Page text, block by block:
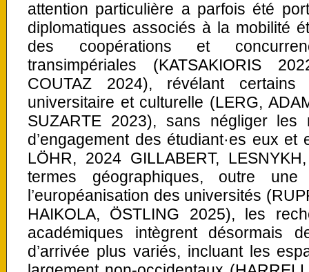
attention particulière a parfois été
diplomatiques associés à la mobilité
des coopérations et
transimpériales (KATSAKIORIS
COUTAZ 2024), révélant
universitaire et culturelle (LERG,
SUZARTE 2023), sans négliger les
d’engagement des étudiant·es eux
LÖHR, 2024 GILLABERT,
termes géographiques, outre
l’européanisation des universités
HAIKOLA, ÖSTLING 2025), les
académiques intègrent désormais
d’arrivée plus variés, incluant les